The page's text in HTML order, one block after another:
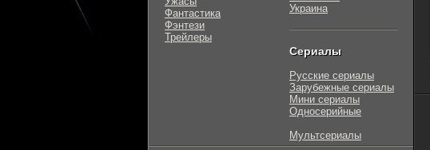
Фантастика
Фэнтези
Трейлеры
Украина
Сериалы
Русские сериалы
Зарубежные сериалы
Мини сериалы
Односерийные
Мультсериалы